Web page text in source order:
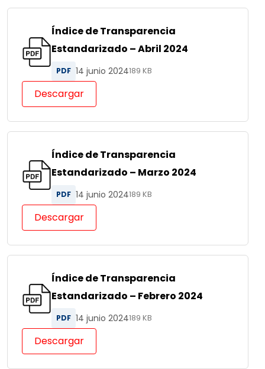
Índice de Transparencia
Estandarizado – Abril 2024
PDF 14 junio 2024189 KB
Descargar
Índice de Transparencia
Estandarizado – Marzo 2024
PDF 14 junio 2024189 KB
Descargar
Índice de Transparencia
Estandarizado – Febrero 2024
PDF 14 junio 2024189 KB
Descargar